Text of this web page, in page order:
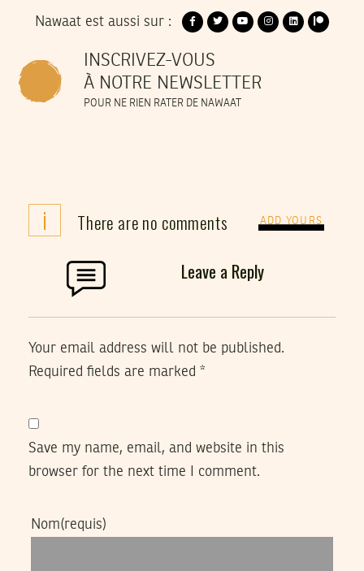
Nawaat est aussi sur :
INSCRIVEZ-VOUS
À NOTRE NEWSLETTER
POUR NE RIEN RATER DE NAWAAT
i There are no comments ADD YOURS
Leave a Reply
Your email address will not be published.
Required fields are marked *
Save my name, email, and website in this
browser for the next time I comment.
Nom(requis)